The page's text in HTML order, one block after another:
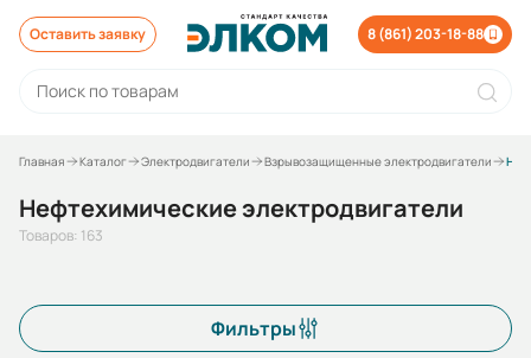
Оставить заявку 8 (861) 203-18-88
Главная Каталог Электродвигатели Взрывозащищенные электродвигатели
Нефтехимические электродвигатели
Товаров: 163
Фильтры